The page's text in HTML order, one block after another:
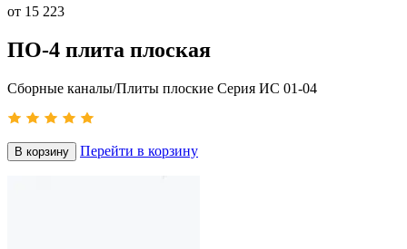
от 15 223
ПО-4 плита плоская
Сборные каналы/Плиты плоские Серия ИС 01-04
В корзину Перейти в корзину